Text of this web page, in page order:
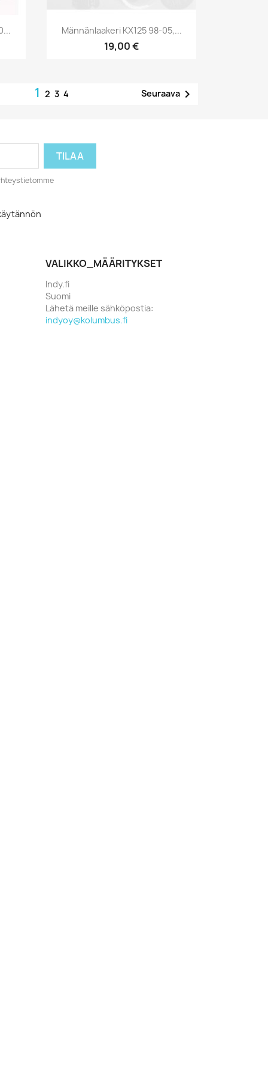
Pikakatselu
Männänlaakeri KX125 98-05,...
19,00 €
1234 Seuraava
VALIKKO_MÄÄRITYKSET
Indy.fi
Suomi
Lähetä meille sähköpostia:
indyoy@kolumbus.fi